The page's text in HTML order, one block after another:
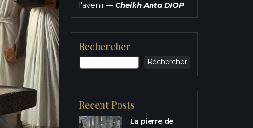
l'avenir.— Cheikh Anta DIOP
Rechercher
Rechercher
Recent Posts
La pierre de